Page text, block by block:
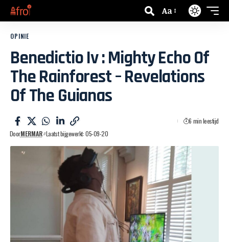
Aa
OPINIE
Benedictio Iv : Mighty Echo Of
The Rainforest – Revelations
Of The Guianas
DoorMERMAR Laatst bijgewerkt: 05-09-20
6 min leestijd